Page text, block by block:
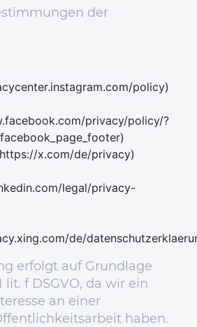
der
policy)
privacy/policy/?
x.com/de/privacy)
legal/privacy-
de/
erfolgt auf Grundlage
lit. f DSGVO, da wir ein
an einer
haben.